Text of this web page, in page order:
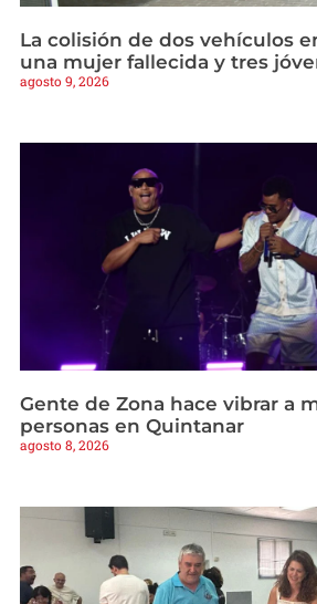
La colisión de dos vehículos
una mujer fallecida y tres
agosto 9, 2026
Gente de Zona hace vibrar a
personas en Quintanar
agosto 8, 2026